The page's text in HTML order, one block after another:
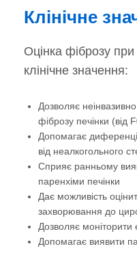
Клінічне
Оцінка фіброзу
клінічне значення:
Дозволяє
фіброзу печінки (від
Допомагає
від неалкогольного
Сприяє ранньому
паренхіми печінки
Дає можливість
захворювання до
Дозволяє
Допомагає виявити